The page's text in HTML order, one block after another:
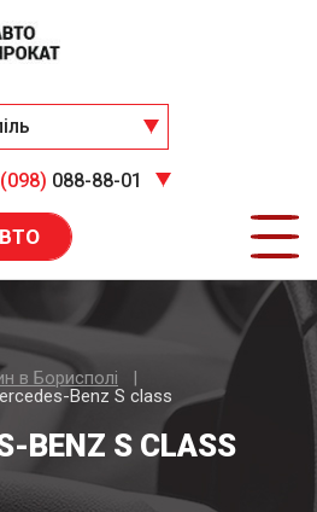
(098) 088-88-01
в Борисполі
Benz S class
BENZ S CLASS